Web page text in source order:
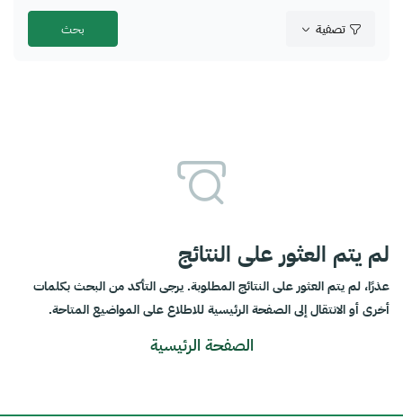
تصفية
لم يتم العثور على النتائج
عذرًا، لم يتم العثور على النتائج المطلوبة. يرجى التأكد من البحث بكلمات
أخرى أو الانتقال إلى الصفحة الرئيسية للاطلاع على المواضيع المتاحة.
الصفحة الرئيسية